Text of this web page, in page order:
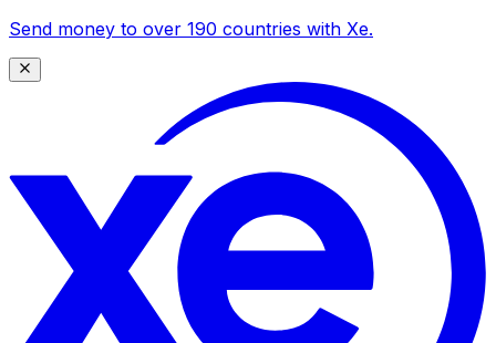
Send money to over 190 countries with Xe.